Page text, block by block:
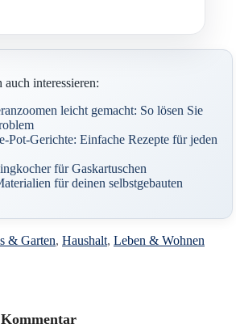
interessieren:
leicht gemacht: So lösen Sie
Pot-Gerichte: Einfache Rezepte für jeden
für Gaskartuschen
für deinen selbstgebauten
& Garten, Haushalt, Leben & Wohnen